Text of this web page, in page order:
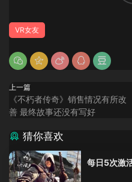
VR女友
上一篇
《不朽者传奇》销售情况有所改
善 最终故事还没有写好
猜你喜欢
每日5次激